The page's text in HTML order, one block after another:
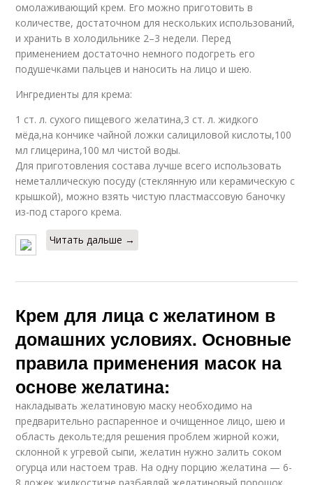
омолаживающий крем. Его можно приготовить в
количестве, достаточном для нескольких использований,
и хранить в холодильнике 2–3 недели. Перед
применением достаточно немного подогреть его
подушечками пальцев и наносить на лицо и шею.
Ингредиенты для крема:
1 ст. л. сухого пищевого желатина,3 ст. л. жидкого
мёда,на кончике чайной ложки салициловой кислоты,100
мл глицерина,100 мл чистой воды.
Для приготовления состава лучше всего использовать
неметаллическую посуду (стеклянную или керамическую с
крышкой), можно взять чистую пластмассовую баночку
из-под старого крема.
Читать дальше →
Крем для лица с желатином в
домашних условиях. Основные
правила применения масок на
основе желатина:
накладывать желатиновую маску необходимо на
предварительно распаренное и очищенное лицо, шею и
область декольте;для решения проблем жирной кожи,
склонной к угревой сыпи, желатин нужно залить соком
огурца или настоем трав. На одну порцию желатина — 6-